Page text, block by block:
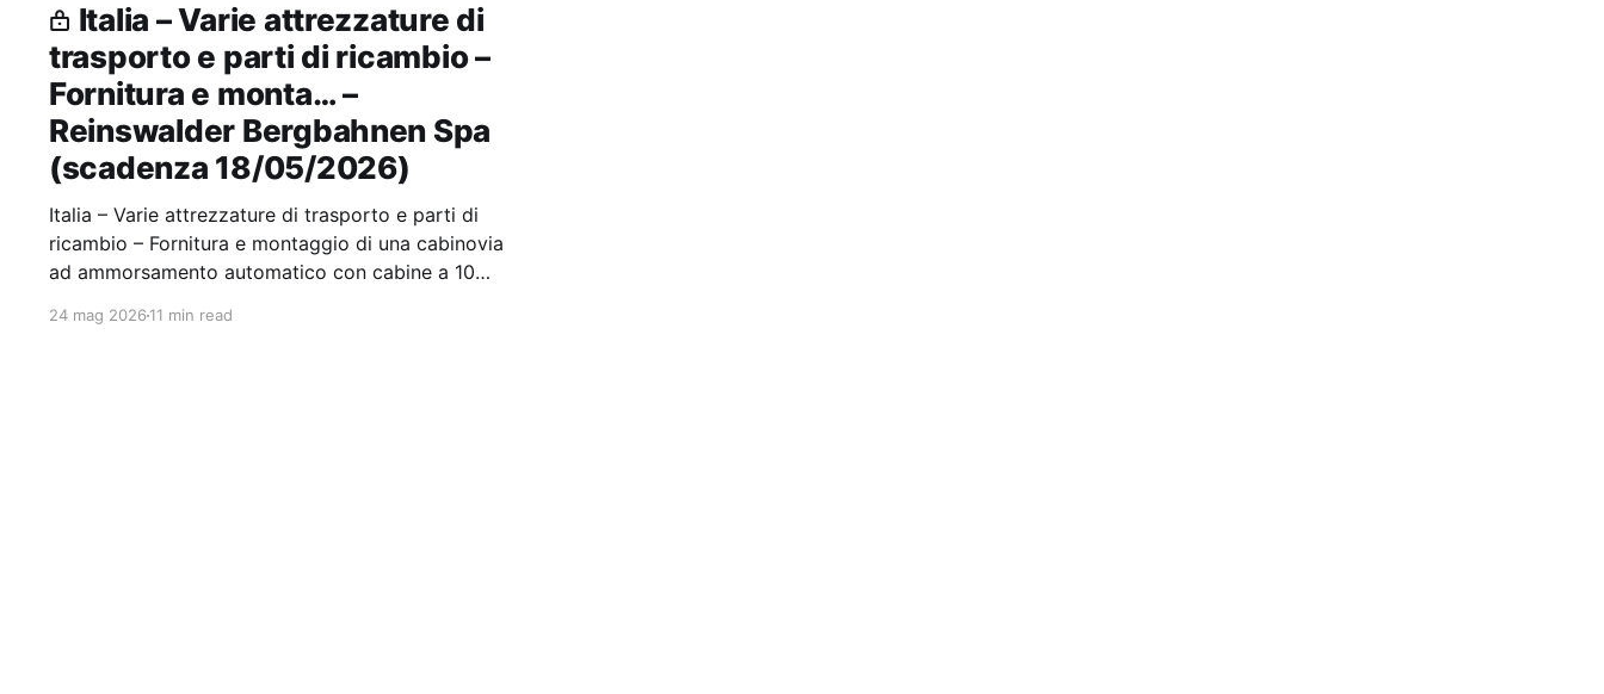
Italia – Varie attrezzature di
trasporto e parti di ricambio –
Fornitura e monta… –
Reinswalder Bergbahnen Spa
(scadenza 18/05/2026)
Italia – Varie attrezzature di trasporto e parti di
ricambio – Fornitura e montaggio di una cabinovia
ad ammorsamento automatico con cabine a 10
Spa Scadenza 18/05/2026 Gara scaduta, in attesa
24 mag 202611 min read